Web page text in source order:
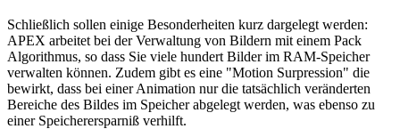
Schließlich sollen einige Besonderheiten kurz dargelegt werden:
APEX arbeitet bei der Verwaltung von Bildern mit einem Pack
Algorithmus, so dass Sie viele hundert Bilder im RAM-Speicher
verwalten können. Zudem gibt es eine "Motion Surpression" die
bewirkt, dass bei einer Animation nur die tatsächlich veränderten
Bereiche des Bildes im Speicher abgelegt werden, was ebenso zu
einer Speicherersparniß verhilft.